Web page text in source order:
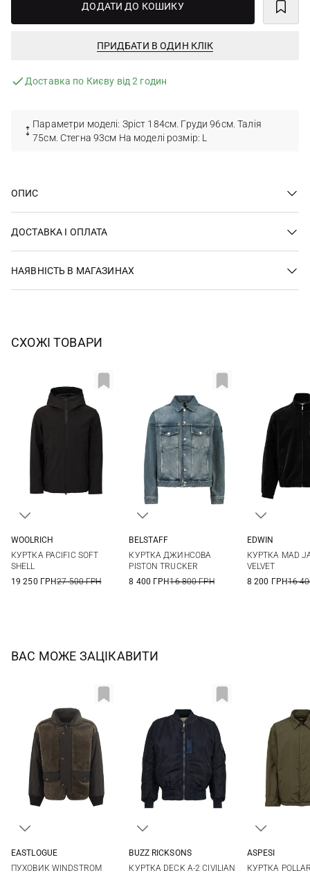
ДОДАТИ ДО КОШИКУ
ПРИДБАТИ В ОДИН КЛІК
Доставка по Києву від 2 годин
Параметри моделі: Зріст 184см. Груди 96см. Талія
75см. Стегна 93см На моделі розмір: L
ОПИС
ДОСТАВКА І ОПЛАТА
НАЯВНІСТЬ В МАГАЗИНАХ
СХОЖІ ТОВАРИ
3XL
WOOLRICH
КУРТКА PACIFIC SOFT
SHELL
19 250 ГРН27 500 ГРН
BELSTAFF
КУРТКА ДЖИНСОВА
PISTON TRUCKER
8 400 ГРН16 800 ГРН
EDWIN
КУРТКА MAD
VELVET
8 200 ГРН16
ВАС МОЖЕ ЗАЦІКАВИТИ
EASTLOGUE
ПУХОВИК WINDSTROM
BUZZ RICKSONS
КУРТКА DECK A-2 CIVILIAN
ASPESI
КУРТКА